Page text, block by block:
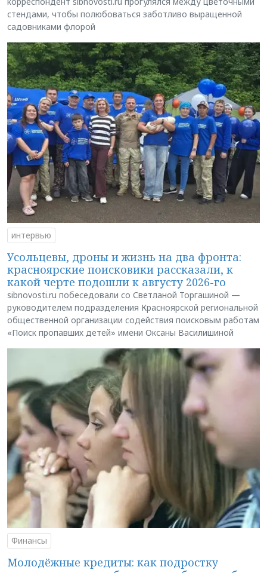
стендами, чтобы полюбоваться заботливо выращенной
садовниками флорой
интервью
Усольцевы, дроны и жизнь на два фронта:
красноярские поисковики рассказали, к
какой черте подошли к августу 2026-го
sibnovosti.ru побеседовали со Светланой Торгашиной —
руководителем подразделения Красноярской региональной
общественной организации содействия поисковым работам
«Поиск пропавших детей» имени Оксаны Василишиной
Финансы
Молодёжные кредиты: как подростку